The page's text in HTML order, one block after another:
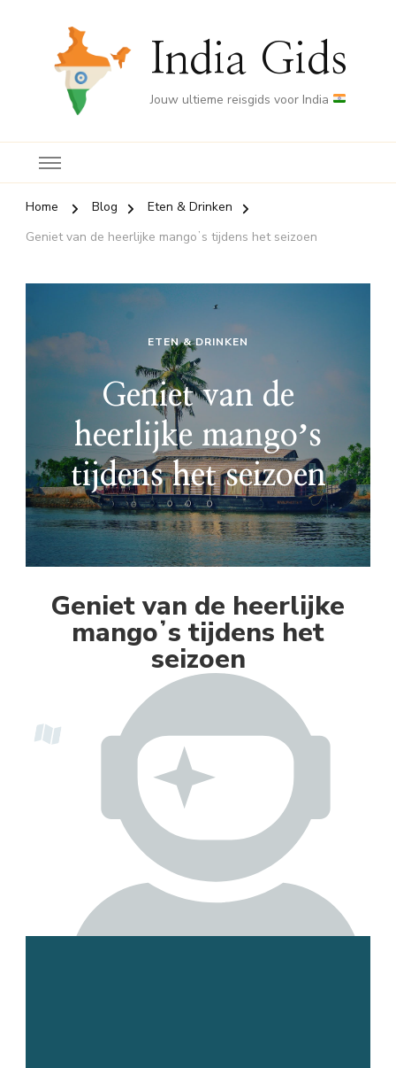
India Gids
Jouw ultieme reisgids voor India
Home Blog
Eten & Drinken
Geniet van de heerlijke mangoʼs tijdens het seizoen
ETEN & DRINKEN
Geniet van de
heerlijke mangoʼs
tijdens het seizoen
Geniet van de heerlijke
mangoʼs tijdens het
seizoen